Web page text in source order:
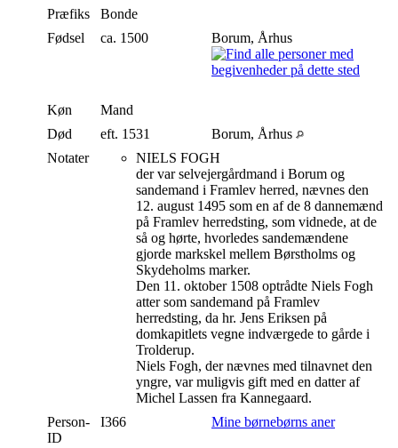
Præfiks
Bonde
Fødsel
ca. 1500 Borum, Århus
Køn
Mand
Død
eft. 1531
Borum, Århus
Notater
NIELS FOGH
der var selvejergårdmand i Borum og
sandemand i Framlev herred, nævnes den
12. august 1495 som en af de 8 dannemænd
på Framlev herredsting, som vidnede, at de
så og hørte, hvorledes sandemændene
gjorde markskel mellem Børstholms og
Skydeholms marker.
Den 11. oktober 1508 optrådte Niels Fogh
atter som sandemand på Framlev
herredsting, da hr. Jens Eriksen på
domkapitlets vegne indværgede to gårde i
Trolderup.
Niels Fogh, der nævnes med tilnavnet den
yngre, var muligvis gift med en datter af
Michel Lassen fra Kannegaard.
Person-
ID
I366 Mine børnebørns aner